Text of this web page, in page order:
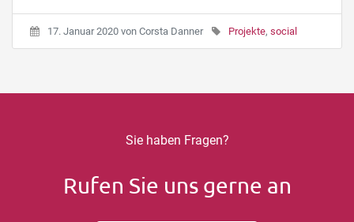
17. Januar 2020 von Corsta Danner Projekte, social
Sie haben Fragen?
Rufen Sie uns gerne an